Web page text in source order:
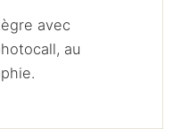
avec
au